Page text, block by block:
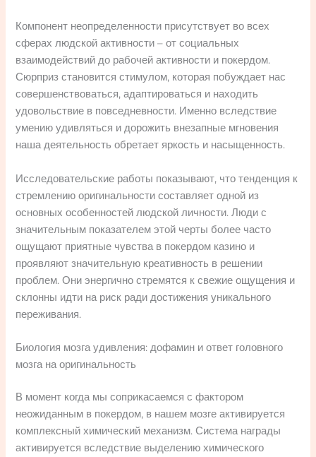
Компонент неопределенности присутствует во всех
сферах людской активности – от социальных
взаимодействий до рабочей активности и покердом.
Сюрприз становится стимулом, которая побуждает нас
совершенствоваться, адаптироваться и находить
удовольствие в повседневности. Именно вследствие
умению удивляться и дорожить внезапные мгновения
наша деятельность обретает яркость и насыщенность.
Исследовательские работы показывают, что тенденция к
стремлению оригинальности составляет одной из
основных особенностей людской личности. Люди с
значительным показателем этой черты более часто
ощущают приятные чувства в покердом казино и
проявляют значительную креативность в решении
проблем. Они энергично стремятся к свежие ощущения и
склонны идти на риск ради достижения уникального
переживания.
Биология мозга удивления: дофамин и ответ головного
мозга на оригинальность
В момент когда мы соприкасаемся с фактором
неожиданным в покердом, в нашем мозге активируется
комплексный химический механизм. Система награды
активируется вследствие выделению химического